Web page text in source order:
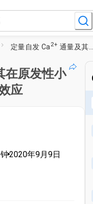
定量自发 Ca 2+ 通量及其在原发性小鼠中脑神经元中的下游效应
在原发性小
应
•2020年9月9日